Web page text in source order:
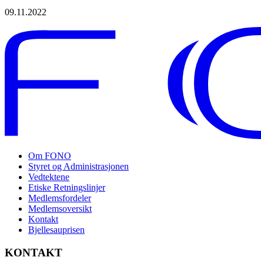
09.11.2022
Om FONO
Styret og Administrasjonen
Vedtektene
Etiske Retningslinjer
Medlemsfordeler
Medlemsoversikt
Kontakt
Bjellesauprisen
KONTAKT